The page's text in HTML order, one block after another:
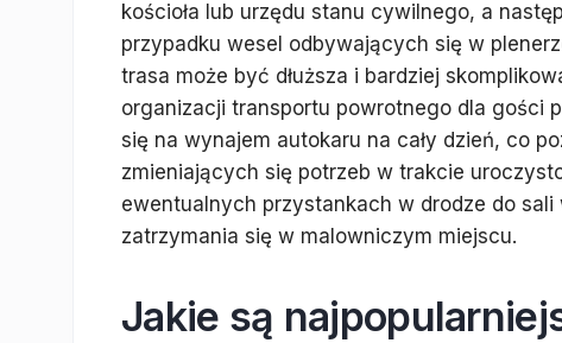
kościoła lub urzędu stanu cywilnego, a
przypadku wesel odbywających się w
trasa może być dłuższa i bardziej
organizacji transportu powrotnego dla gości
się na wynajem autokaru na cały dzień, co
zmieniających się potrzeb w trakcie
ewentualnych przystankach w drodze do
zatrzymania się w malowniczym miejscu.
Jakie są